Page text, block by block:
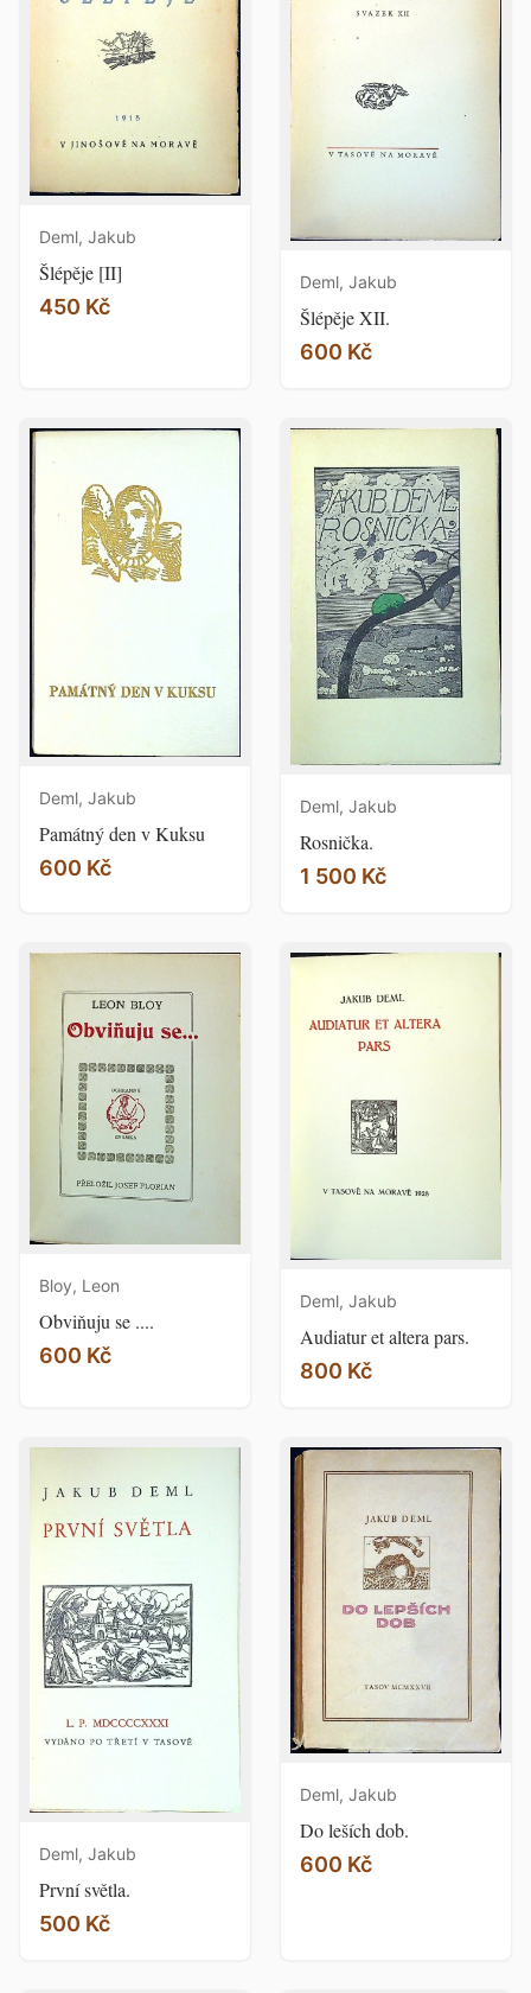
Deml, Jakub
Šlépěje [II]
450 Kč
Deml, Jakub
Šlépěje XII.
600 Kč
Deml, Jakub
Památný den v Kuksu
600 Kč
Deml, Jakub
Rosnička.
1 500 Kč
Bloy, Leon
Obviňuju se ....
600 Kč
Deml, Jakub
Audiatur et altera pars.
800 Kč
Deml, Jakub
První světla.
500 Kč
Deml, Jakub
Do leších dob.
600 Kč